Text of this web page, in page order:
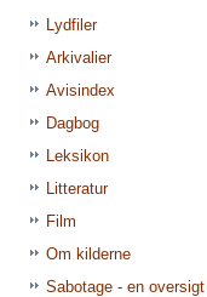
Lydfiler
Arkivalier
Avisindex
Dagbog
Leksikon
Litteratur
Film
Om kilderne
Sabotage - en oversigt